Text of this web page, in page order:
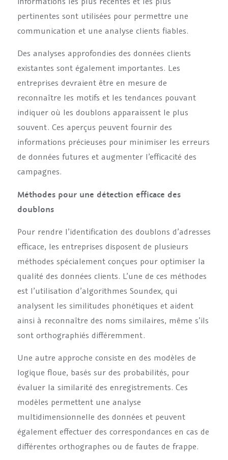
pertinentes sont utilisées pour permettre une
communication et une analyse clients fiables.
Des analyses approfondies des données clients
existantes sont également importantes. Les
entreprises devraient être en mesure de
reconnaître les motifs et les tendances pouvant
indiquer où les doublons apparaissent le plus
souvent. Ces aperçus peuvent fournir des
informations précieuses pour minimiser les erreurs
de données futures et augmenter l’efficacité des
campagnes.
Méthodes pour une détection efficace des
doublons
Pour rendre l’identification des doublons d’adresses
efficace, les entreprises disposent de plusieurs
méthodes spécialement conçues pour optimiser la
qualité des données clients. L’une de ces méthodes
est l’utilisation d’algorithmes Soundex, qui
analysent les similitudes phonétiques et aident
ainsi à reconnaître des noms similaires, même s’ils
sont orthographiés différemment.
Une autre approche consiste en des modèles de
logique floue, basés sur des probabilités, pour
évaluer la similarité des enregistrements. Ces
modèles permettent une analyse
multidimensionnelle des données et peuvent
également effectuer des correspondances en cas de
différentes orthographes ou de fautes de frappe.